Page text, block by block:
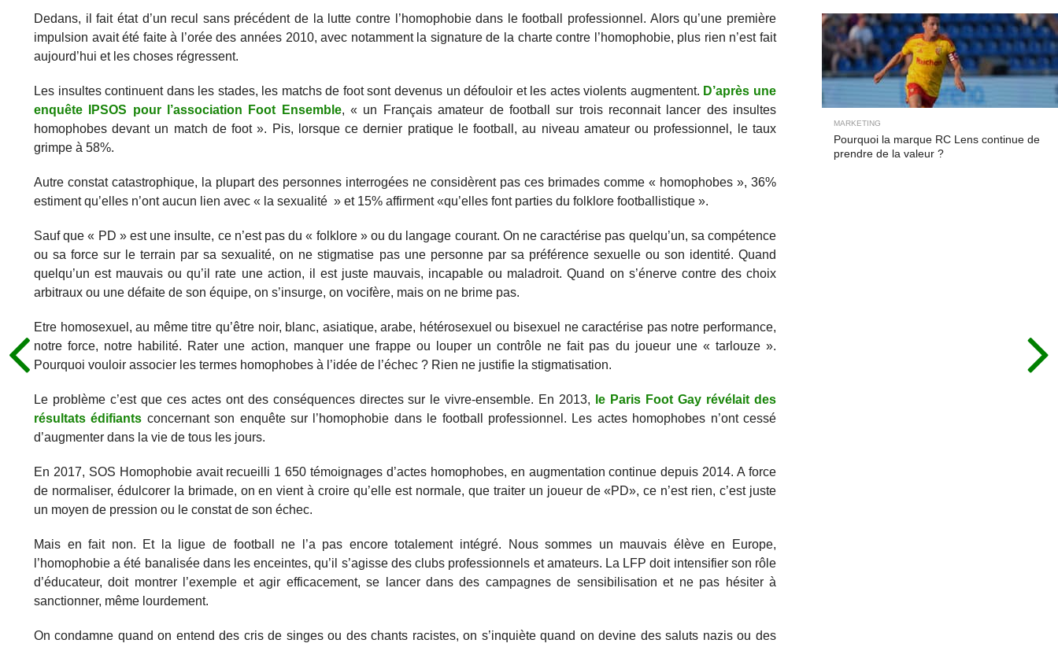
Dedans, il fait état d’un recul sans précédent de la lutte contre l’homophobie dans le football professionnel. Alors qu’une première
impulsion avait été faite à l’orée des années 2010, avec notamment la signature de la charte contre l’homophobie, plus rien n’est fait
aujourd’hui et les choses régressent.
Les insultes continuent dans les stades, les matchs de foot sont devenus un défouloir et les actes violents augmentent. D’après une
enquête IPSOS pour l’association Foot Ensemble, « un Français amateur de football sur trois reconnait lancer des insultes
homophobes devant un match de foot ». Pis, lorsque ce dernier pratique le football, au niveau amateur ou professionnel, le taux
grimpe à 58%.
Autre constat catastrophique, la plupart des personnes interrogées ne considèrent pas ces brimades comme « homophobes », 36%
estiment qu’elles n’ont aucun lien avec « la sexualité » et 15% affirment «qu’elles font parties du folklore footballistique ».
Sauf que « PD » est une insulte, ce n’est pas du « folklore » ou du langage courant. On ne caractérise pas quelqu’un, sa compétence
ou sa force sur le terrain par sa sexualité, on ne stigmatise pas une personne par sa préférence sexuelle ou son identité. Quand
quelqu’un est mauvais ou qu’il rate une action, il est juste mauvais, incapable ou maladroit. Quand on s’énerve contre des choix
arbitraux ou une défaite de son équipe, on s’insurge, on vocifère, mais on ne brime pas.
Etre homosexuel, au même titre qu’être noir, blanc, asiatique, arabe, hétérosexuel ou bisexuel ne caractérise pas notre performance,
notre force, notre habilité. Rater une action, manquer une frappe ou louper un contrôle ne fait pas du joueur une « tarlouze ».
Pourquoi vouloir associer les termes homophobes à l’idée de l’échec ? Rien ne justifie la stigmatisation.
Le problème c’est que ces actes ont des conséquences directes sur le vivre-ensemble. En 2013,
le Paris Foot Gay révélait des
résultats édifiants concernant son enquête sur l’homophobie dans le football professionnel. Les actes homophobes n’ont cessé
d’augmenter dans la vie de tous les jours.
En 2017, SOS Homophobie avait recueilli 1 650 témoignages d’actes homophobes, en augmentation continue depuis 2014. A force
de normaliser, édulcorer la brimade, on en vient à croire qu’elle est normale, que traiter un joueur de «PD», ce n’est rien, c’est juste
un moyen de pression ou le constat de son échec.
Mais en fait non. Et la ligue de football ne l’a pas encore totalement intégré. Nous sommes un mauvais élève en Europe,
l’homophobie a été banalisée dans les enceintes, qu’il s’agisse des clubs professionnels et amateurs. La LFP doit intensifier son rôle
d’éducateur, doit montrer l’exemple et agir efficacement, se lancer dans des campagnes de sensibilisation et ne pas hésiter à
sanctionner, même lourdement.
On condamne quand on entend des cris de singes ou des chants racistes, on s’inquiète quand on devine des saluts nazis ou des
MARKETING
Pourquoi la marque RC Lens continue de
prendre de la valeur ?